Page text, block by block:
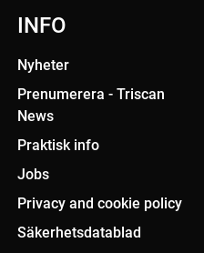
INFO
Nyheter
Prenumerera - Triscan
News
Praktisk info
Jobs
Privacy and cookie policy
Säkerhetsdatablad